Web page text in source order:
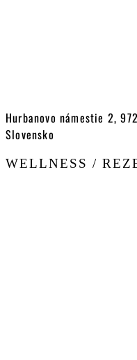
Hurbanovo námestie 2,
Slovensko
WELLNESS /